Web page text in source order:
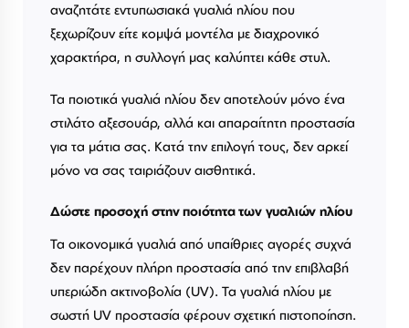
αναζητάτε εντυπωσιακά γυαλιά ηλίου που
ξεχωρίζουν είτε κομψά μοντέλα με διαχρονικό
χαρακτήρα, η συλλογή μας καλύπτει κάθε στυλ.
Τα ποιοτικά γυαλιά ηλίου δεν αποτελούν μόνο ένα
στιλάτο αξεσουάρ, αλλά και απαραίτητη προστασία
για τα μάτια σας. Κατά την επιλογή τους, δεν αρκεί
μόνο να σας ταιριάζουν αισθητικά.
Δώστε προσοχή στην ποιότητα των γυαλιών ηλίου
Τα οικονομικά γυαλιά από υπαίθριες αγορές συχνά
δεν παρέχουν πλήρη προστασία από την επιβλαβή
υπεριώδη ακτινοβολία (UV). Τα γυαλιά ηλίου με
σωστή UV προστασία φέρουν σχετική πιστοποίηση.